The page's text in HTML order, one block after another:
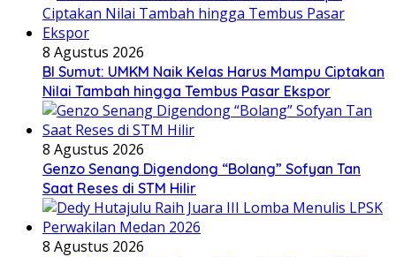
8 Agustus 2026
BI Sumut: UMKM Naik Kelas Harus Mampu Ciptakan
Nilai Tambah hingga Tembus Pasar Ekspor
8 Agustus 2026
Genzo Senang Digendong “Bolang” Sofyan Tan
Saat Reses di STM Hilir
8 Agustus 2026